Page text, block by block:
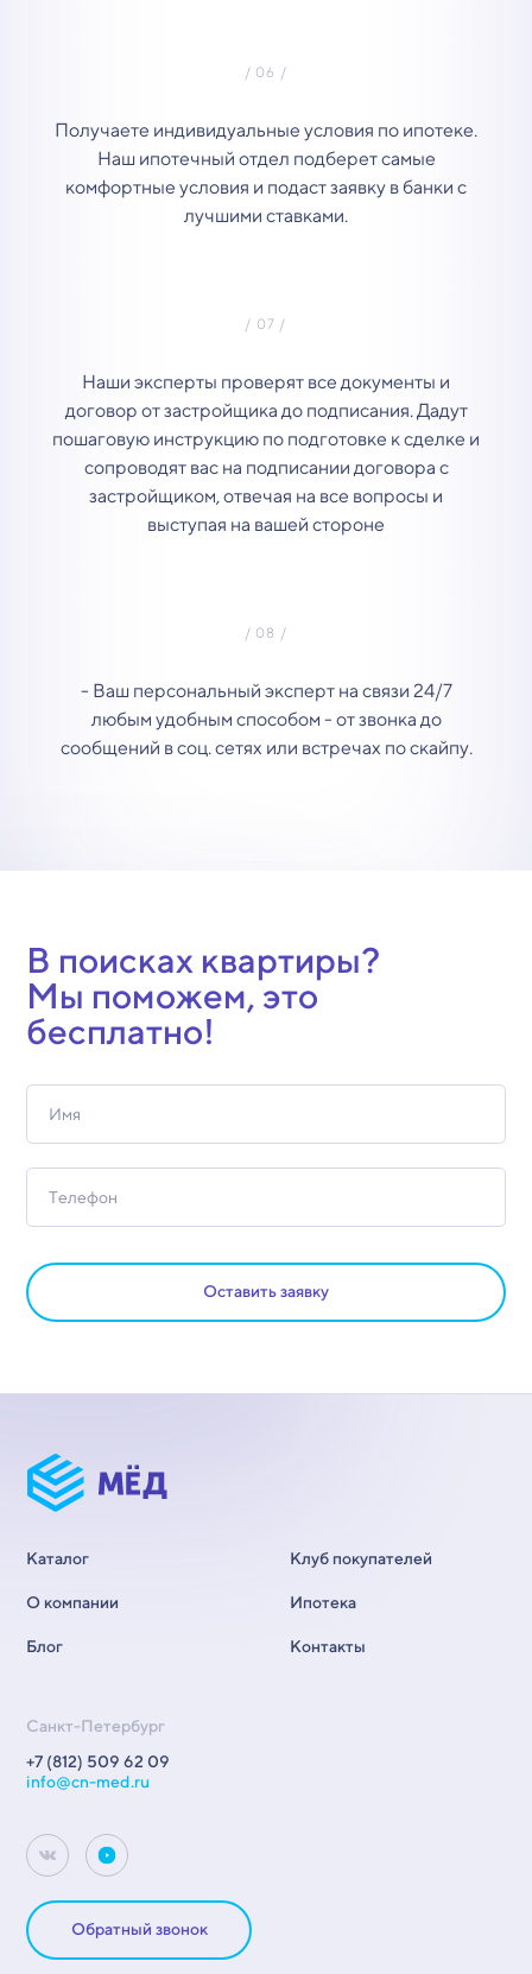
Получаете индивидуальные условия по ипотеке.
Наш ипотечный отдел подберет самые
комфортные условия и подаст заявку в банки с
лучшими ставками.
Наши эксперты проверят все документы и
договор от застройщика до подписания. Дадут
пошаговую инструкцию по подготовке к сделке и
сопроводят вас на подписании договора с
застройщиком, отвечая на все вопросы и
выступая на вашей стороне
- Ваш персональный эксперт на связи 24/7
любым удобным способом - от звонка до
сообщений в соц. сетях или встречах по скайпу.
В поисках квартиры?
Мы поможем, это
бесплатно!
Оставить заявку
Каталог
О компании
Блог
Клуб покупателей
Ипотека
Контакты
Санкт-Петербург
+7 (812) 509 62 09
info@cn-med.ru
Обратный звонок